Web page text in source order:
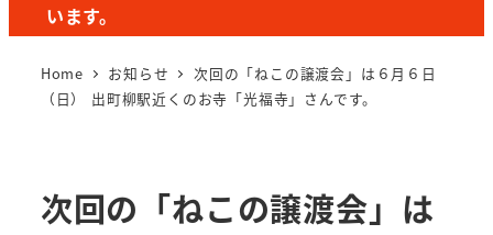
います。
Home お知らせ
次回の「ねこの譲渡会」は６月６日
（日） 出町柳駅近くのお寺「光福寺」さんです。
次回の「ねこの譲渡会」は